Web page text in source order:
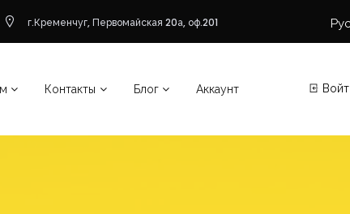
г.Кременчуг, Первомайская 20а, оф.201
Контакты Блог Аккаунт